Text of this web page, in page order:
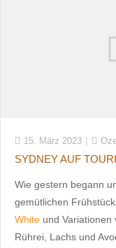
15. März 2023
SYDNEY AUF
Wie gestern begann
gemütlichen
White und Variationen
Rührei, Lachs und